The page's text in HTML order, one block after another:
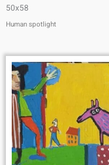
50x58
Human spotlight